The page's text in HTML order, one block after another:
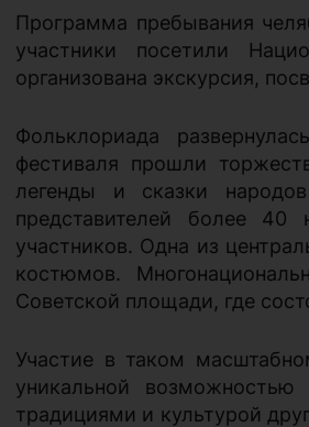
Программа пребывания
участники посетили
организована экскурсия,
Фольклориада
фестиваля прошли
легенды и сказки
представителей более 40
участников. Одна из
костюмов.
Советской площади, где
Участие в таком
уникальной
традициями и культурой